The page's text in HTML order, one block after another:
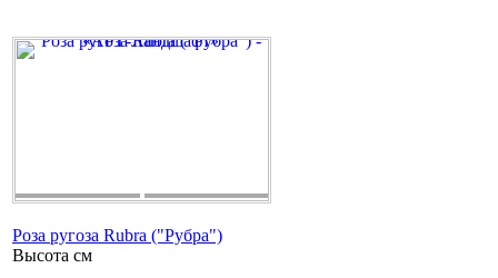
Роза ругоза Rubra ("Рубра")
Высота см